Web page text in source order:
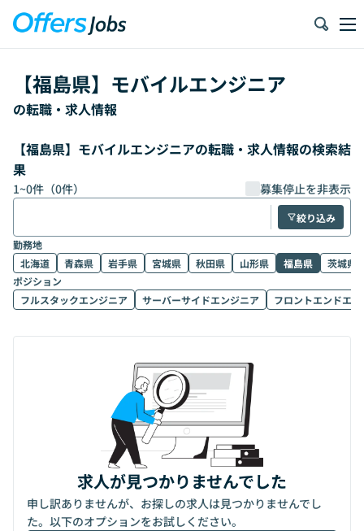
【福島県】 モバイルエンジニア
の転職・求人情報
【福島県】モバイルエンジニアの転職・求人情報の検索結
果
1~0件（0件） 募集停止を非表示
絞り込み
勤務地
北海道
青森県 岩手県 宮城県 秋田県 山形県 福島県
茨城県
ポジション
フルスタックエンジニア
サーバーサイドエンジニア フロントエンドエ
求人が見つかりませんでした
申し訳ありませんが、お探しの求人は見つかりませんでし
た。以下のオプションをお試しください。